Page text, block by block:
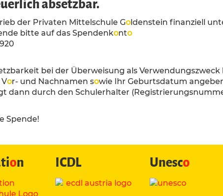
absetzbar.
der Privaten Mittelschule Goldenstein finanziell
bitte auf das Spendenkonto
bei der Überweisung als Verwendungszweck
or- und Nachnamen sowie Ihr Geburtsdatum
dann durch den Schulerhalter
Spende!
on ICDL Unesco